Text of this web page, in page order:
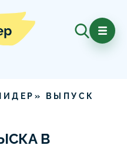
ВЫПУСК
В